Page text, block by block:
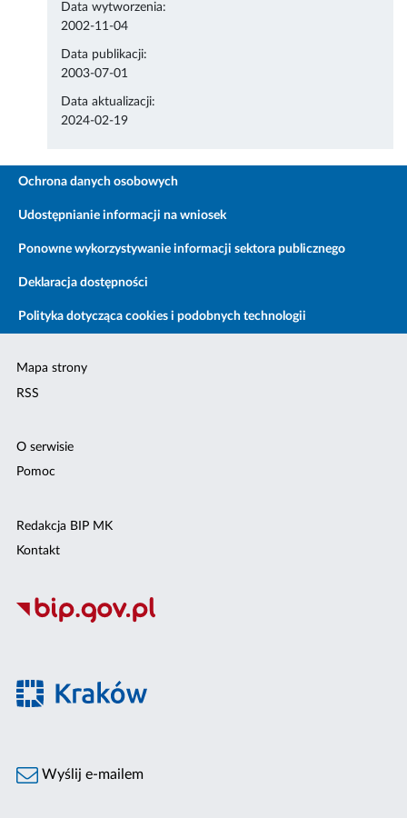
Data wytworzenia:
2002-11-04
Data publikacji:
2003-07-01
Data aktualizacji:
2024-02-19
Ochrona danych osobowych
Udostępnianie informacji na wniosek
Ponowne wykorzystywanie informacji sektora publicznego
Deklaracja dostępności
Polityka dotycząca cookies i podobnych technologii
Mapa strony
RSS
O serwisie
Pomoc
Redakcja BIP MK
Kontakt
Wyślij e-mailem